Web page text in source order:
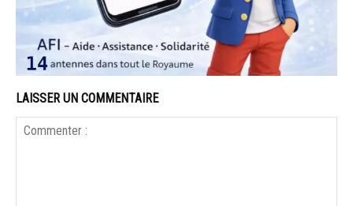
LAISSER UN COMMENTAIRE